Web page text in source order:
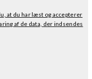
at du har læst og accepterer
af de data, der indsendes